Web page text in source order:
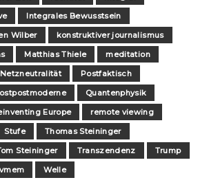
Integrales Bewusstsein
Wilber
konstruktiver journalismus
Matthias Thiele
meditation
Netzneutralität
Postfaktisch
Quantenphysik
Europe
remote viewing
Stufe
Thomas Steininger
Steininger Transzendenz
Trump
vmem Welle